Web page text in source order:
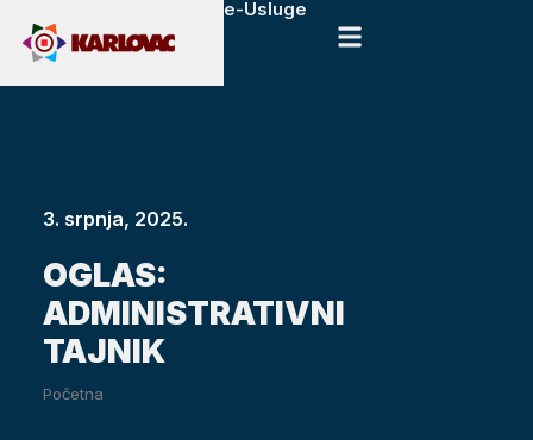
e-Usluge
3. srpnja, 2025.
OGLAS:
ADMINISTRATIVNI
TAJNIK
Početna